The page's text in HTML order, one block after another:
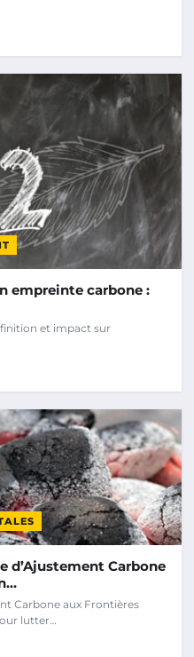
empreinte carbone :
et impact sur
d’Ajustement Carbone
Carbone aux Frontières
lutter…